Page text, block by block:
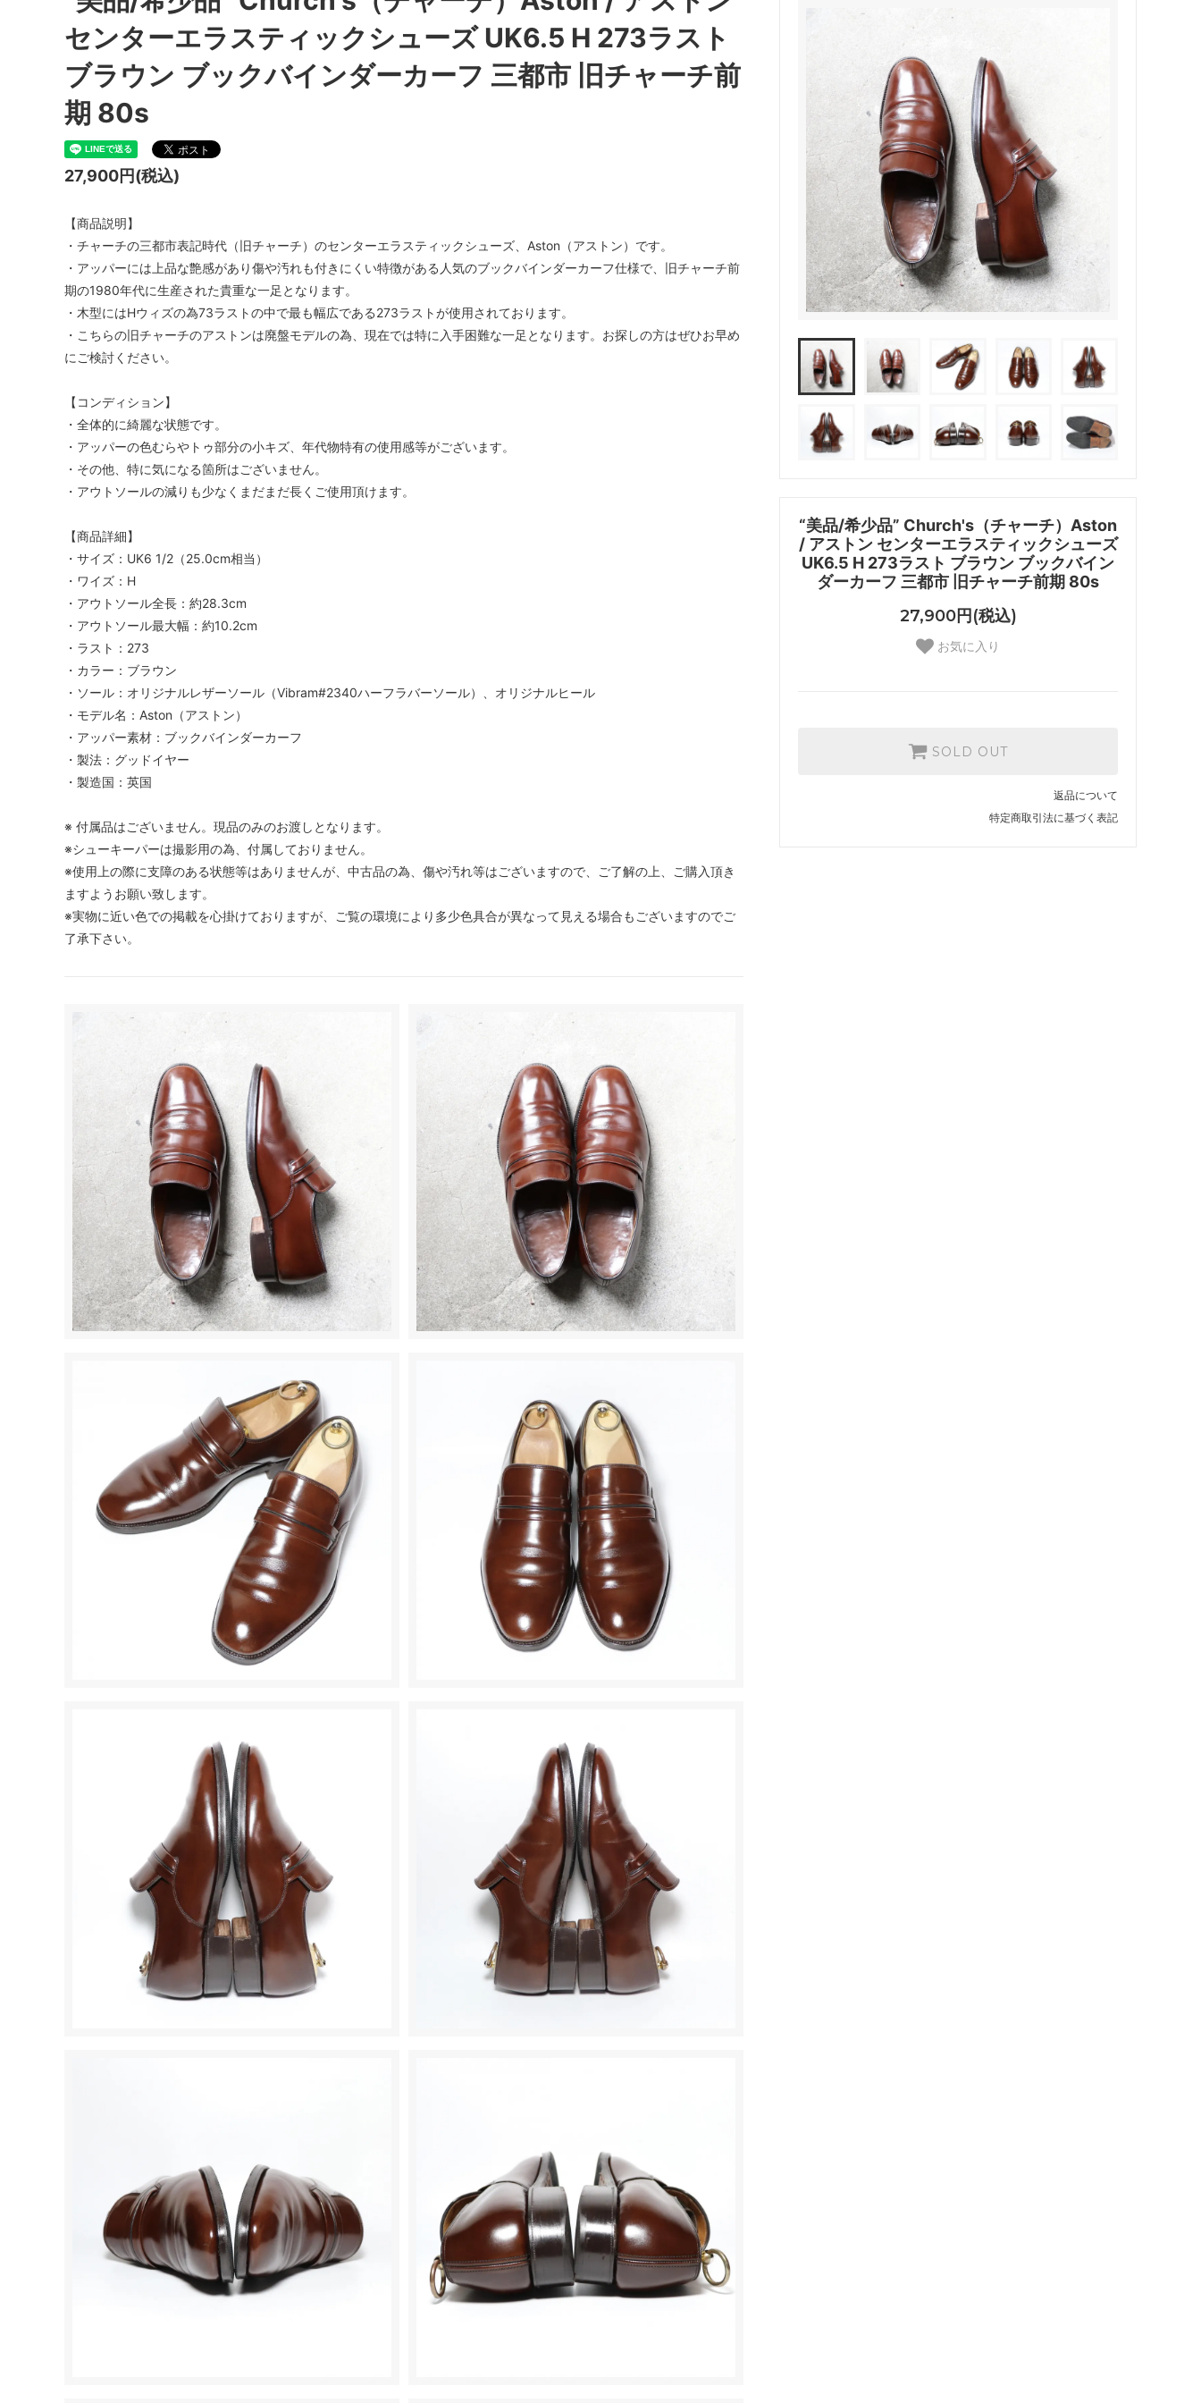
“美品/希少品” Church's（チャーチ）Aston
/ アストン センターエラスティックシューズ
UK6.5 H 273ラスト ブラウン ブックバイン
ダーカーフ 三都市 旧チャーチ前期 80s
27,900円(税込)
お気に入り
SOLD OUT
返品について
特定商取引法に基づく表記
センターエラスティックシューズ UK6.5 H 273ラスト
ブラウン ブックバインダーカーフ 三都市 旧チャーチ前
期 80s
27,900円(税込)
【商品説明】
・チャーチの三都市表記時代（旧チャーチ）のセンターエラスティックシューズ、Aston（アストン）です。
・アッパーには上品な艶感があり傷や汚れも付きにくい特徴がある人気のブックバインダーカーフ仕様で、旧チャーチ前
期の1980年代に生産された貴重な一足となります。
・木型にはHウィズの為73ラストの中で最も幅広である273ラストが使用されております。
・こちらの旧チャーチのアストンは廃盤モデルの為、現在では特に入手困難な一足となります。お探しの方はぜひお早め
にご検討ください。
【コンディション】
・全体的に綺麗な状態です。
・アッパーの色むらやトゥ部分の小キズ、年代物特有の使用感等がございます。
・その他、特に気になる箇所はございません。
・アウトソールの減りも少なくまだまだ長くご使用頂けます。
【商品詳細】
・サイズ：UK6 1/2（25.0cm相当）
・ワイズ：H
・アウトソール全長：約28.3cm
・アウトソール最大幅：約10.2cm
・ラスト：273
・カラー：ブラウン
・ソール：オリジナルレザーソール（Vibram#2340ハーフラバーソール）、オリジナルヒール
・モデル名：Aston（アストン）
・アッパー素材：ブックバインダーカーフ
・製法：グッドイヤー
・製造国：英国
※ 付属品はございません。現品のみのお渡しとなります。
※シューキーパーは撮影用の為、付属しておりません。
※使用上の際に支障のある状態等はありませんが、中古品の為、傷や汚れ等はございますので、ご了解の上、ご購入頂き
ますようお願い致します。
※実物に近い色での掲載を心掛けておりますが、ご覧の環境により多少色具合が異なって見える場合もございますのでご
了承下さい。